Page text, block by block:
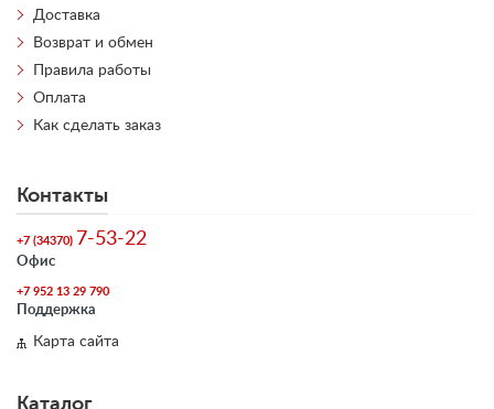
Доставка
Возврат и обмен
Правила работы
Оплата
Как сделать заказ
Контакты
+7 (34370) 7-53-22
Офис
+7 952 13 29 790
Поддержка
Карта сайта
Каталог